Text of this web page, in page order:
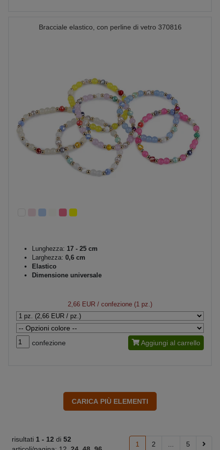
Bracciale elastico, con perline di vetro 370816
Lunghezza: 17 - 25 cm
Larghezza: 0,6 cm
Elastico
Dimensione universale
2,66 EUR / confezione (1 pz.)
confezione Aggiungi al carrello
risultati 1 - 12 di 52
1 2 5